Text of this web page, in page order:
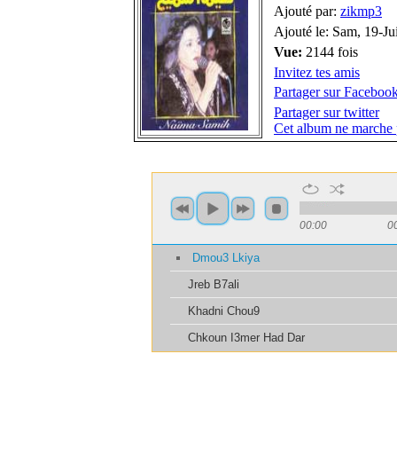
Ajouté par: zikmp3
Ajouté le: Sam, 19-
Vue: 2144 fois
Invitez tes amis
Partager sur
Partager sur twitter
Cet album ne marche